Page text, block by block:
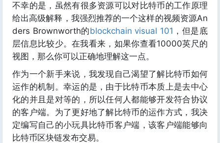
不幸的是，虽然有很多资源可以对比特币的工作原理
给出高级解释，我强烈推荐的一个这样的视频资源An
ders Brownworth的blockchain visual 101 ，但是底
层信息比较少。在我看来，如果你查看10000英尺的
视图，那么你可以正确地理解这一点。
作为一个新手来说，我发现自己渴望了解比特币如何
运作的机制。幸运的是，由于比特币本质上是去中心
化的并且是对等的，所以任何人都能够开发符合协议
的客户端。为了更好地了解比特币的运作方式，我决
定编写自己的小玩具比特币客户端，该客户端能够向
比特币区块链发布交易。